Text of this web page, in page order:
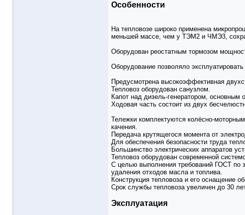
Особенности
На тепловозе широко применена
меньшей массе, чем у ТЭМ2 и ЧМЭ3,
Оборудован реостатным тормозом
Оборудование позволяло
Предусмотрена высокоэффективная
Тепловоз оборудован санузлом.
Капот над дизель-генератором,
Ходовая часть состоит из двух
Тележки комплектуются колёсно-
качения.
Передача крутящегося момента от
Для обеспечения безопасности труда
Большинство электрических аппаратов
Тепловоз оборудован современной
С целью выполнения требований ГОСТ по
удаления отходов масла и топлива.
Конструкция тепловоза и его оснащение
Срок службы тепловоза увеличен до 30
Эксплуатация